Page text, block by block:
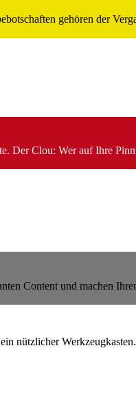
gehören der
Der Clou: Wer auf Ihre
Content und machen
nützlicher